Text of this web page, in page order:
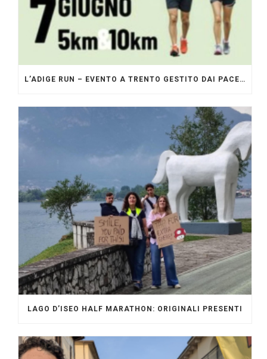
L’ADIGE RUN – EVENTO A TRENTO GESTITO DAI PACERS GLI ORIGINALI
LAGO D’ISEO HALF MARATHON: ORIGINALI PRESENTI